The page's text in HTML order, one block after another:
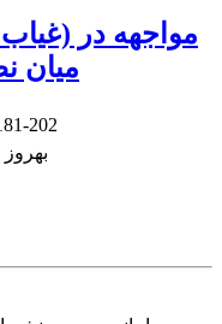
مواجهه در
میان
202